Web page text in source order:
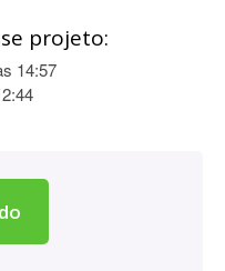
projeto:
14:57